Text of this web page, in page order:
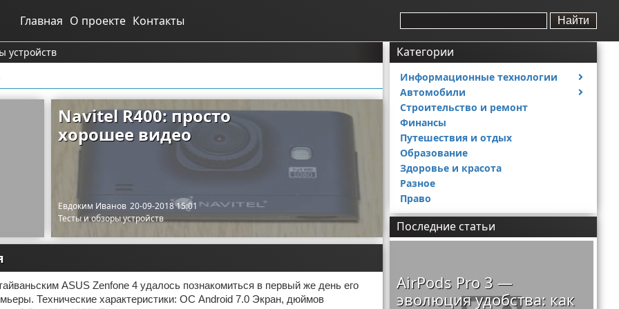
Главная О проекте Контакты Найти
устройств
Navitel R400: просто
хорошее видео
Евдоким Иванов 20-09-2018 15:01
Тесты и обзоры устройств
ASUS Zenfone 4 удалось познакомиться в первый же день его
Технические характеристики: ОС Android 7.0 Экран, дюймов
Категории
Информационные технологии
Тесты и обзоры устройств
Автомобили
Ремонт авто
Строительство и ремонт
Финансы
Путешествия и отдых
Образование
Здоровье и красота
Разное
Право
Последние статьи
AirPods Pro 3 —
эволюция удобства: как